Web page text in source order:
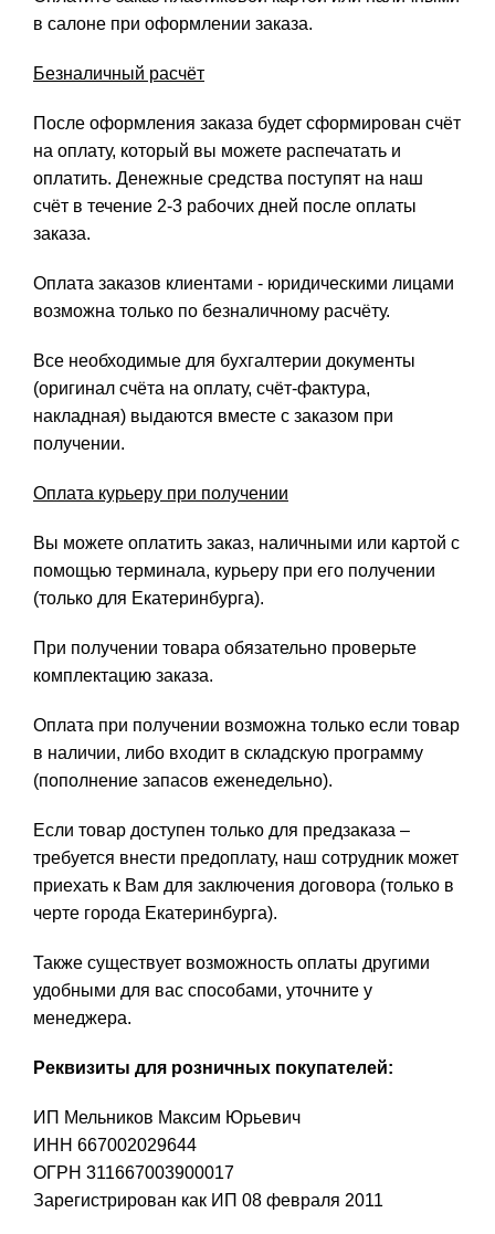
в салоне при оформлении заказа.
Безналичный расчёт
После оформления заказа будет сформирован счёт
на оплату, который вы можете распечатать и
оплатить. Денежные средства поступят на наш
счёт в течение 2-3 рабочих дней после оплаты
заказа.
Оплата заказов клиентами - юридическими лицами
возможна только по безналичному расчёту.
Все необходимые для бухгалтерии документы
(оригинал счёта на оплату, счёт-фактура,
накладная) выдаются вместе с заказом при
получении.
Оплата курьеру при получении
Вы можете оплатить заказ, наличными или картой с
помощью терминала, курьеру при его получении
(только для Екатеринбурга).
При получении товара обязательно проверьте
комплектацию заказа.
Оплата при получении возможна только если товар
в наличии, либо входит в складскую программу
(пополнение запасов еженедельно).
Если товар доступен только для предзаказа –
требуется внести предоплату, наш сотрудник может
приехать к Вам для заключения договора (только в
черте города Екатеринбурга).
Также существует возможность оплаты другими
удобными для вас способами, уточните у
менеджера.
Реквизиты для розничных покупателей:
ИП Мельников Максим Юрьевич
ИНН 667002029644
ОГРН 311667003900017
Зарегистрирован как ИП 08 февраля 2011